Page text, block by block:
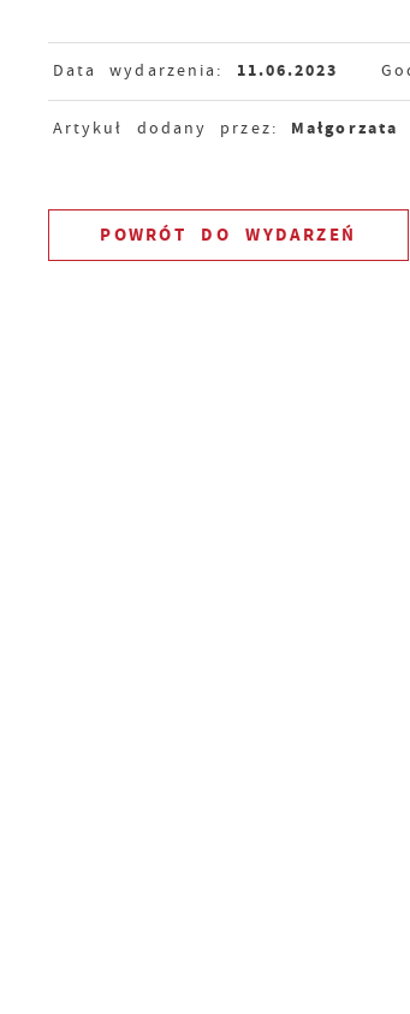
Data wydarzenia: 11.06.2023
Artykuł dodany przez:
POWRÓT DO WYDARZEŃ